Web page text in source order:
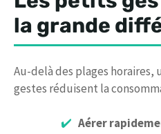
la grande
Au-delà des plages horaires,
gestes réduisent la
Aérer